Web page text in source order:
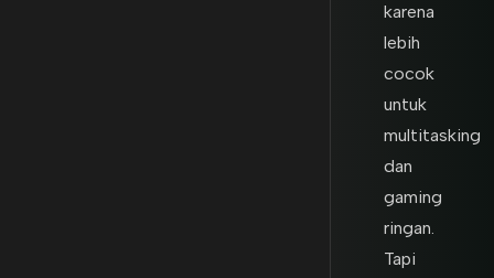
karena
lebih
cocok
untuk
multitasking
dan
gaming
ringan.
Tapi